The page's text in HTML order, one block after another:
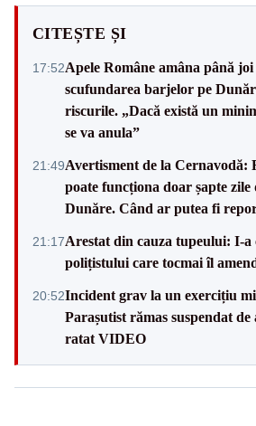
CITEȘTE ȘI
17:52Apele Române amâna până
scufundarea barjelor pe
riscurile. „Dacă există un
se va anula”
21:49Avertisment de la Cernavodă:
poate funcționa doar șapte zile
Dunăre. Când ar putea fi
21:17Arestat din cauza tupeului: I-a
polițistului care tocmai îl
20:52Incident grav la un exercițiu
Parașutist rămas suspendat
ratat VIDEO